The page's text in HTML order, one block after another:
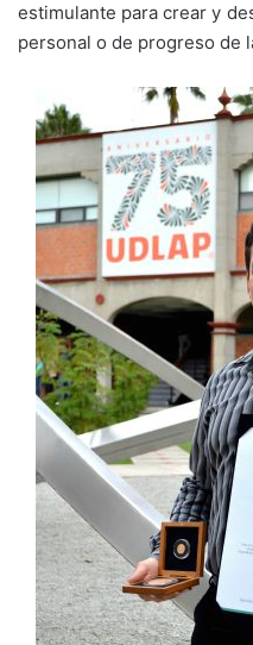
estimulante para crear y
personal o de progreso de